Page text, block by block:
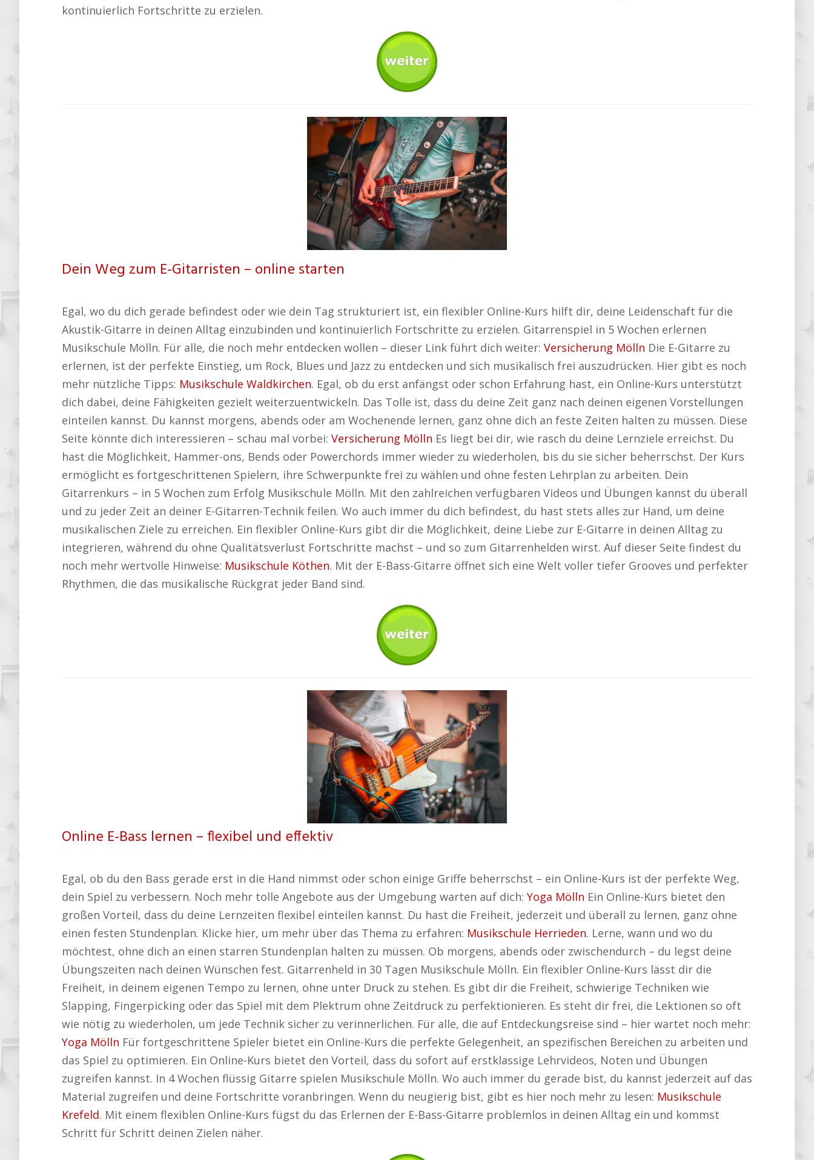
kontinuierlich Fortschritte zu erzielen.
Dein Weg zum E-Gitarristen – online starten
Egal, wo du dich gerade befindest oder wie dein Tag strukturiert ist, ein flexibler Online-Kurs hilft dir, deine Leidenschaft für die
Akustik-Gitarre in deinen Alltag einzubinden und kontinuierlich Fortschritte zu erzielen. Gitarrenspiel in 5 Wochen erlernen
Musikschule Mölln. Für alle, die noch mehr entdecken wollen – dieser Link führt dich weiter: Versicherung Mölln Die E-Gitarre zu
erlernen, ist der perfekte Einstieg, um Rock, Blues und Jazz zu entdecken und sich musikalisch frei auszudrücken. Hier gibt es noch
mehr nützliche Tipps: Musikschule Waldkirchen. Egal, ob du erst anfängst oder schon Erfahrung hast, ein Online-Kurs unterstützt
dich dabei, deine Fähigkeiten gezielt weiterzuentwickeln. Das Tolle ist, dass du deine Zeit ganz nach deinen eigenen Vorstellungen
einteilen kannst. Du kannst morgens, abends oder am Wochenende lernen, ganz ohne dich an feste Zeiten halten zu müssen. Diese
Seite könnte dich interessieren – schau mal vorbei: Versicherung Mölln Es liegt bei dir, wie rasch du deine Lernziele erreichst. Du
hast die Möglichkeit, Hammer-ons, Bends oder Powerchords immer wieder zu wiederholen, bis du sie sicher beherrschst. Der Kurs
ermöglicht es fortgeschrittenen Spielern, ihre Schwerpunkte frei zu wählen und ohne festen Lehrplan zu arbeiten. Dein
Gitarrenkurs – in 5 Wochen zum Erfolg Musikschule Mölln. Mit den zahlreichen verfügbaren Videos und Übungen kannst du überall
und zu jeder Zeit an deiner E-Gitarren-Technik feilen. Wo auch immer du dich befindest, du hast stets alles zur Hand, um deine
musikalischen Ziele zu erreichen. Ein flexibler Online-Kurs gibt dir die Möglichkeit, deine Liebe zur E-Gitarre in deinen Alltag zu
integrieren, während du ohne Qualitätsverlust Fortschritte machst – und so zum Gitarrenhelden wirst. Auf dieser Seite findest du
noch mehr wertvolle Hinweise: Musikschule Köthen. Mit der E-Bass-Gitarre öffnet sich eine Welt voller tiefer Grooves und perfekter
Rhythmen, die das musikalische Rückgrat jeder Band sind.
Online E-Bass lernen – flexibel und effektiv
Egal, ob du den Bass gerade erst in die Hand nimmst oder schon einige Griffe beherrschst – ein Online-Kurs ist der perfekte Weg,
dein Spiel zu verbessern. Noch mehr tolle Angebote aus der Umgebung warten auf dich: Yoga Mölln Ein Online-Kurs bietet den
großen Vorteil, dass du deine Lernzeiten flexibel einteilen kannst. Du hast die Freiheit, jederzeit und überall zu lernen, ganz ohne
einen festen Stundenplan. Klicke hier, um mehr über das Thema zu erfahren: Musikschule Herrieden. Lerne, wann und wo du
möchtest, ohne dich an einen starren Stundenplan halten zu müssen. Ob morgens, abends oder zwischendurch – du legst deine
Übungszeiten nach deinen Wünschen fest. Gitarrenheld in 30 Tagen Musikschule Mölln. Ein flexibler Online-Kurs lässt dir die
Freiheit, in deinem eigenen Tempo zu lernen, ohne unter Druck zu stehen. Es gibt dir die Freiheit, schwierige Techniken wie
Slapping, Fingerpicking oder das Spiel mit dem Plektrum ohne Zeitdruck zu perfektionieren. Es steht dir frei, die Lektionen so oft
wie nötig zu wiederholen, um jede Technik sicher zu verinnerlichen. Für alle, die auf Entdeckungsreise sind – hier wartet noch mehr:
Yoga Mölln Für fortgeschrittene Spieler bietet ein Online-Kurs die perfekte Gelegenheit, an spezifischen Bereichen zu arbeiten und
das Spiel zu optimieren. Ein Online-Kurs bietet den Vorteil, dass du sofort auf erstklassige Lehrvideos, Noten und Übungen
zugreifen kannst. In 4 Wochen flüssig Gitarre spielen Musikschule Mölln. Wo auch immer du gerade bist, du kannst jederzeit auf das
Material zugreifen und deine Fortschritte voranbringen. Wenn du neugierig bist, gibt es hier noch mehr zu lesen: Musikschule
Krefeld. Mit einem flexiblen Online-Kurs fügst du das Erlernen der E-Bass-Gitarre problemlos in deinen Alltag ein und kommst
Schritt für Schritt deinen Zielen näher.